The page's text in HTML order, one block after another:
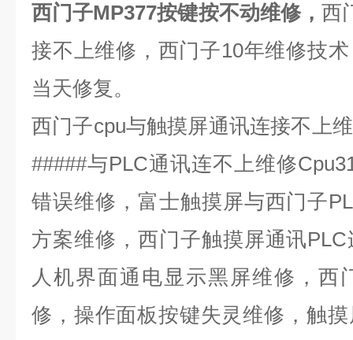
西门子MP377按键按不动维修，西
接不上维修，西门子10年维修技
当天修复。
西门子cpu与触摸屏通讯连接不上
#####与PLC通讯连不上维修
错误维修，富士触摸屏与西门子
方案维修，西门子触摸屏通讯PLC
人机界面通电显示黑屏维修，西
修，操作面板按键失灵维修，触